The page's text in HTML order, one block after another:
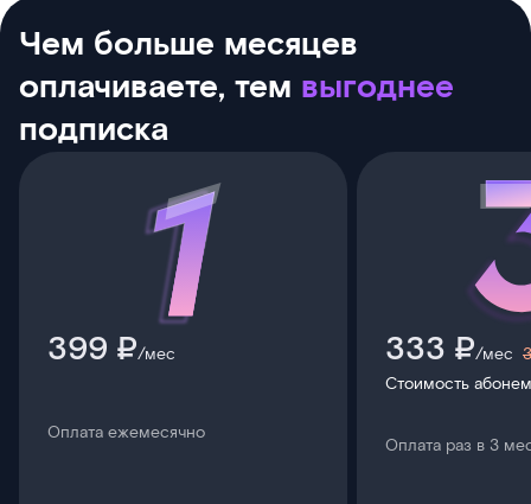
Чем больше месяцев
оплачиваете, тем выгоднее
подписка
399 ₽/мес
Оплата ежемесячно
333 ₽/мес
Стоимость
Оплата раз в 3